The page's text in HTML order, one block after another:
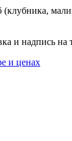
(клубника,
и надпись на
и ценах